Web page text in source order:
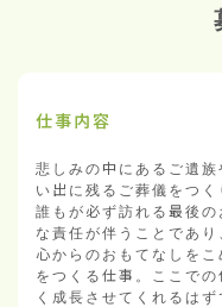
仕事内容
悲しみの中にあるご遺
い出に残るご葬儀をつく
誰もが必ず訪れる最後
な責任が伴うことであ
心からのおもてなしを
をつくる仕事。ここで
く成長させてくれるはず